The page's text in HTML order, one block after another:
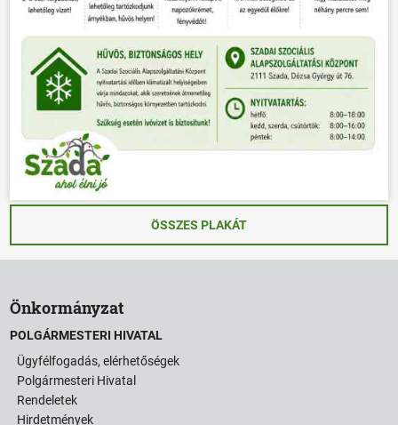
ÖSSZES PLAKÁT
Önkormányzat
POLGÁRMESTERI HIVATAL
Ügyfélfogadás, elérhetőségek
Polgármesteri Hivatal
Rendeletek
Hirdetmények